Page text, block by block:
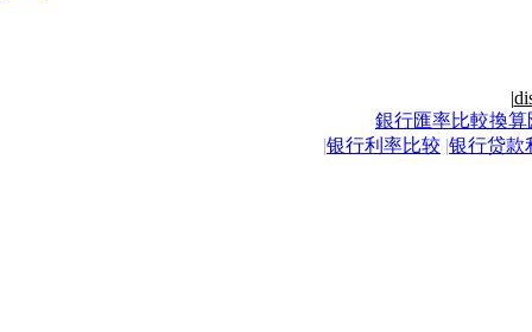
|
銀行匯率比較換算
|银行利率比较 |银行贷款